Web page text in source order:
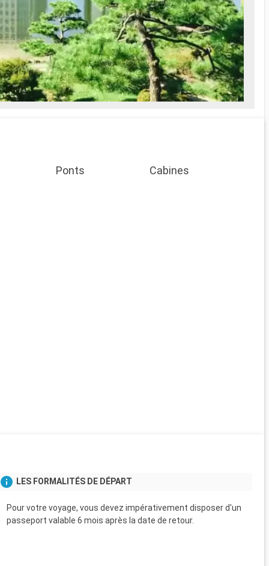
Ponts Cabines
LES FORMALITÉS DE DÉPART
Pour votre voyage, vous devez impérativement disposer d'un
passeport valable 6 mois après la date de retour.